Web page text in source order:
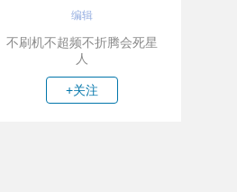
编辑
不刷机不超频不折腾会死星
人
+关注